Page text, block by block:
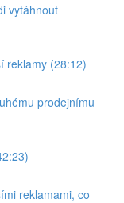
vytáhnout
reklamy (28:12)
prodejnímu
reklamami, co